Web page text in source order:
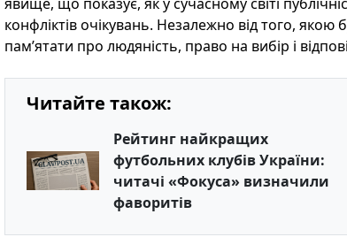
конфліктів очікувань. Незалежно від того,
пам’ятати про людяність, право на вибір і
Читайте також:
Рейтинг найкращих
футбольних клубів України:
читачі «Фокуса» визначили
фаворитів